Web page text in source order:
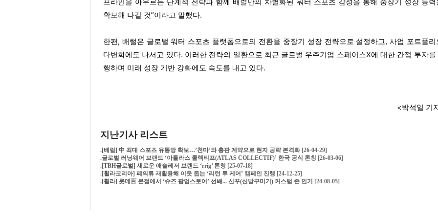
확보해 나갈 것”이라고 말했다.
한편, 배럴은 글로벌 워터 스포츠 플랫폼으로의 전환을 중장기 성장 전략으로 설정하고, 사업 포트폴리
다변화에도 나서고 있다. 이러한 전략의 일환으로 최근 글로벌 우주기업 스페이스X에 대한 간접 투자를
행하며 미래 성장 기반 강화에도 속도를 내고 있다.
<박석일 기
지난기사 리스트
.[배럴] 中 최대 스포츠 유통망 확보…’천마’와 총판 계약으로 현지 공략 본격화 [26-04-29]
.글로벌 러닝웨어 브랜드 ‘아틀라스 콜렉티프(ATLAS COLLECTIF)’ 한국 공식 론칭 [26-03-06]
.[TBH글로벌] 새로운 애슬레저 브랜드 ‘rrig’ 론칭 [25-07-18]
.[휠라코리아] 폐의류 재활용해 이웃 돕는 ‘리턴 투 케어’ 캠페인 진행 [24-12-25]
.[휠라] 롯데百 본점에서 ‘슈즈 팝업스토어’ 선봬... 신꾸(신발꾸미기) 커스텀 존 인기 [24-08-05]